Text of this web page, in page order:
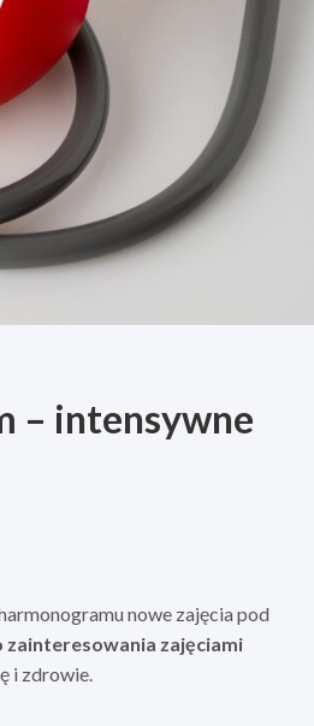
– intensywne
nowe zajęcia pod
zainteresowania zajęciami
i zdrowie.